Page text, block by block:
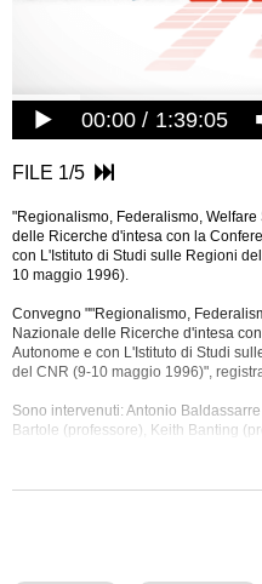
00:00 1:39:05
FILE 1/5
"Regionalismo, Federalismo,
delle Ricerche d'intesa con la
con L'Istituto di Studi sulle Regioni
10 maggio 1996).
Convegno ""Regionalismo,
Nazionale delle Ricerche d'intesa
Autonome e con L'Istituto di Studi
del CNR (9-10 maggio 1996)",
Sono intervenuti: Antonio
Bartole (professore), Keith Banting
Arena (giornalista), Giorgio Brosio